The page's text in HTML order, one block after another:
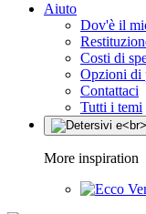
Aiuto
Dov'è il
Costi di
Opzioni di
Contattaci
Tutti i temi
More inspiration